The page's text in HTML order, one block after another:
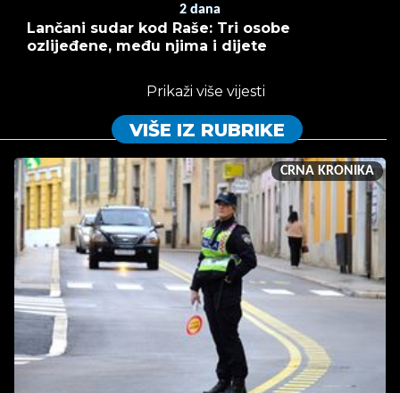
2 dana
Lančani sudar kod Raše: Tri osobe
ozlijeđene, među njima i dijete
Prikaži više vijesti
VIŠE IZ RUBRIKE
CRNA KRONIKA